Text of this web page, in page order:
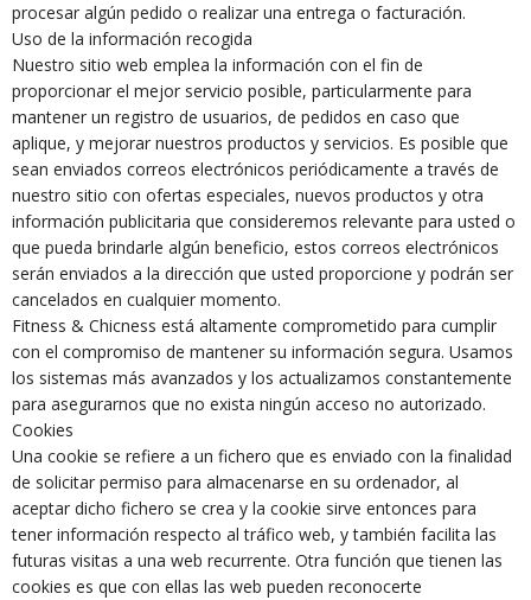
procesar algún pedido o realizar una entrega o facturación.
Uso de la información recogida
Nuestro sitio web emplea la información con el fin de
proporcionar el mejor servicio posible, particularmente para
mantener un registro de usuarios, de pedidos en caso que
aplique, y mejorar nuestros productos y servicios. Es posible que
sean enviados correos electrónicos periódicamente a través de
nuestro sitio con ofertas especiales, nuevos productos y otra
información publicitaria que consideremos relevante para usted o
que pueda brindarle algún beneficio, estos correos electrónicos
serán enviados a la dirección que usted proporcione y podrán ser
cancelados en cualquier momento.
Fitness & Chicness está altamente comprometido para cumplir
con el compromiso de mantener su información segura. Usamos
los sistemas más avanzados y los actualizamos constantemente
para asegurarnos que no exista ningún acceso no autorizado.
Cookies
Una cookie se refiere a un fichero que es enviado con la finalidad
de solicitar permiso para almacenarse en su ordenador, al
aceptar dicho fichero se crea y la cookie sirve entonces para
tener información respecto al tráfico web, y también facilita las
futuras visitas a una web recurrente. Otra función que tienen las
cookies es que con ellas las web pueden reconocerte